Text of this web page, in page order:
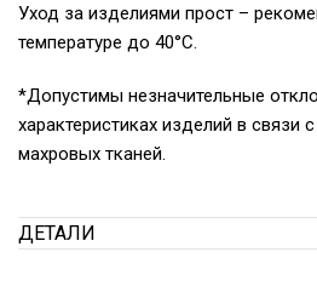
Уход за изделиями прост –
температуре до 40°С.
*Допустимы незначительные
характеристиках изделий в связи
махровых тканей.
ДЕТАЛИ